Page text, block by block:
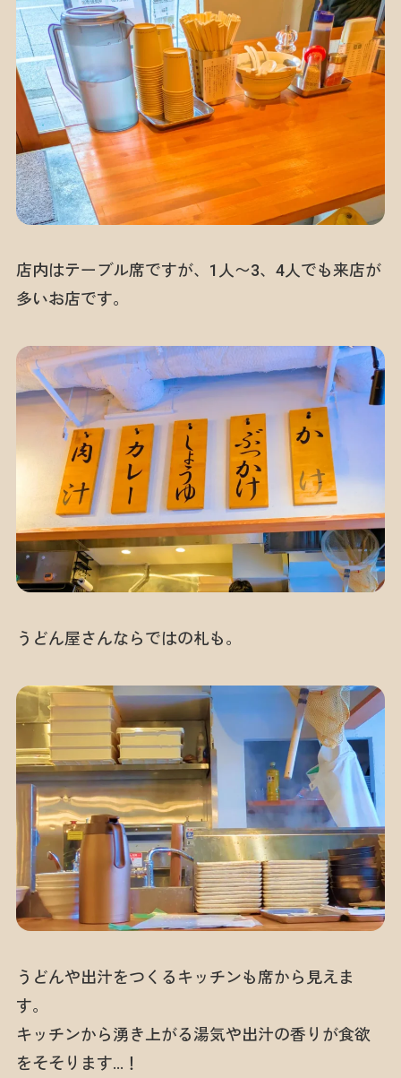
店内はテーブル席ですが、1人〜3、4人でも来店が
多いお店です。
うどん屋さんならではの札も。
うどんや出汁をつくるキッチンも席から見えま
す。
キッチンから湧き上がる湯気や出汁の香りが食欲
をそそります…！